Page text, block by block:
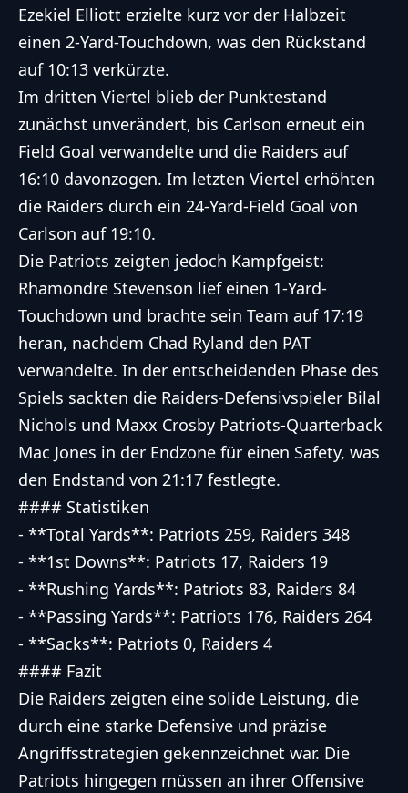
Ezekiel Elliott erzielte kurz vor der Halbzeit
einen 2-Yard-Touchdown, was den Rückstand
auf 10:13 verkürzte.
Im dritten Viertel blieb der Punktestand
zunächst unverändert, bis Carlson erneut ein
Field Goal verwandelte und die Raiders auf
16:10 davonzogen. Im letzten Viertel erhöhten
die Raiders durch ein 24-Yard-Field Goal von
Carlson auf 19:10.
Die Patriots zeigten jedoch Kampfgeist:
Rhamondre Stevenson lief einen 1-Yard-
Touchdown und brachte sein Team auf 17:19
heran, nachdem Chad Ryland den PAT
verwandelte. In der entscheidenden Phase des
Spiels sackten die Raiders-Defensivspieler Bilal
Nichols und Maxx Crosby Patriots-Quarterback
Mac Jones in der Endzone für einen Safety, was
den Endstand von 21:17 festlegte.
#### Statistiken
- **Total Yards**: Patriots 259, Raiders 348
- **1st Downs**: Patriots 17, Raiders 19
- **Rushing Yards**: Patriots 83, Raiders 84
- **Passing Yards**: Patriots 176, Raiders 264
- **Sacks**: Patriots 0, Raiders 4
#### Fazit
Die Raiders zeigten eine solide Leistung, die
durch eine starke Defensive und präzise
Angriffsstrategien gekennzeichnet war. Die
Patriots hingegen müssen an ihrer Offensive